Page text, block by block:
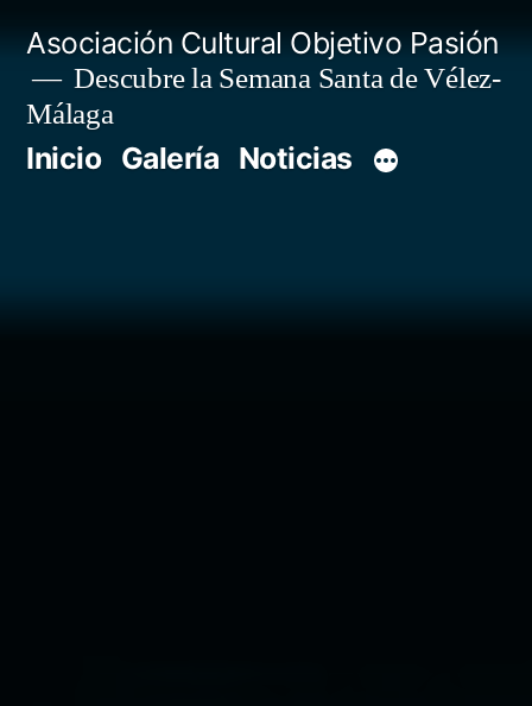
contenido
Asociación Cultural Objetivo Pasión
Descubre la Semana Santa de Vélez-
Málaga
Inicio Galería Noticias